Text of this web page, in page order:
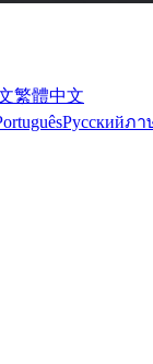
繁體中文
Русскийภา